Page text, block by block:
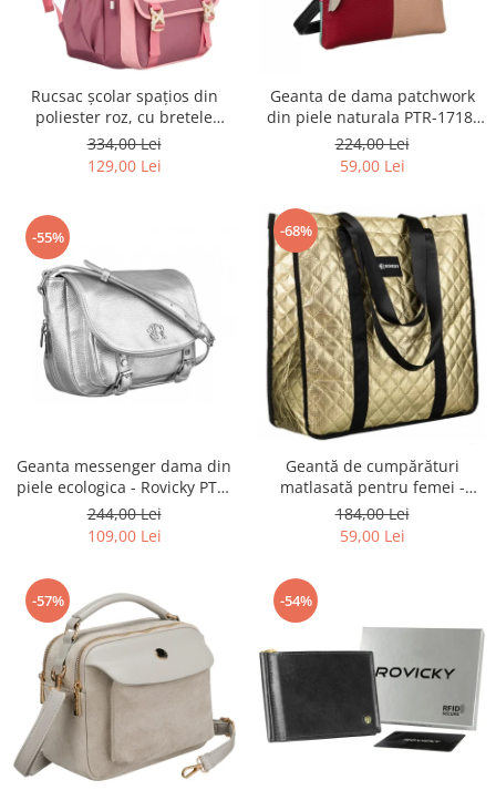
Rucsac școlar spațios din
poliester roz, cu bretele
reglabile - Peterson PTR-PTN
8610-1327 PINK
334,00 Lei
129,00 Lei
Geanta de dama patchwork
din piele naturala PTR-1718-
SKL-6922 MULTI
224,00 Lei
59,00 Lei
-55%
Geanta messenger dama din
piele ecologica - Rovicky PTR-
R-TOR-ALE-2-3776 SIL
244,00 Lei
109,00 Lei
-68%
Geantă de cumpărături
matlasată pentru femei -
Rovicky PTR-RSPV-001P-5277
GOLD
184,00 Lei
59,00 Lei
-57% -54%